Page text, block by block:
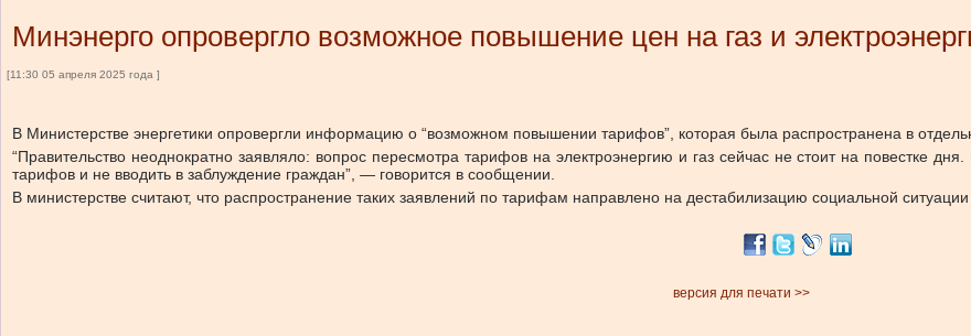
Минэнерго опровергло возможное повышение цен на газ и
[11:30 05 апреля 2025 года ]
В Министерстве энергетики опровергли информацию о “возможном повышении тарифов”, которая была распространена в
“Правительство неоднократно заявляло: вопрос пересмотра тарифов на электроэнергию и газ сейчас не стоит на повестке
тарифов и не вводить в заблуждение граждан”, — говорится в сообщении.
В министерстве считают, что распространение таких заявлений по тарифам направлено на дестабилизацию социальной ситуации
версия для печати >>